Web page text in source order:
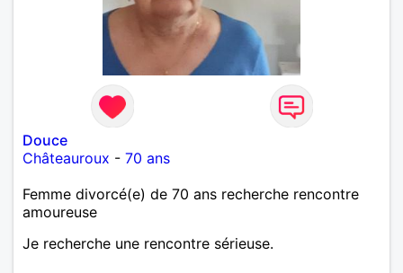
Douce
Châteauroux - 70 ans
Femme divorcé(e) de 70 ans recherche rencontre
amoureuse
Je recherche une rencontre sérieuse.